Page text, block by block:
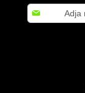
Iratkozzon
fel